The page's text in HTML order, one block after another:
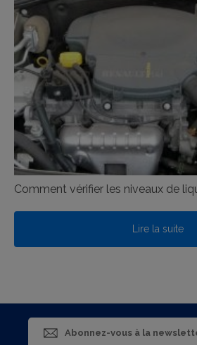
Comment vérifier les niveaux de
Lire la suite
Abonnez-vous à la